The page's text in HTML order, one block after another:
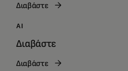
Διαβάστε
AI
Διαβάστε
Διαβάστε